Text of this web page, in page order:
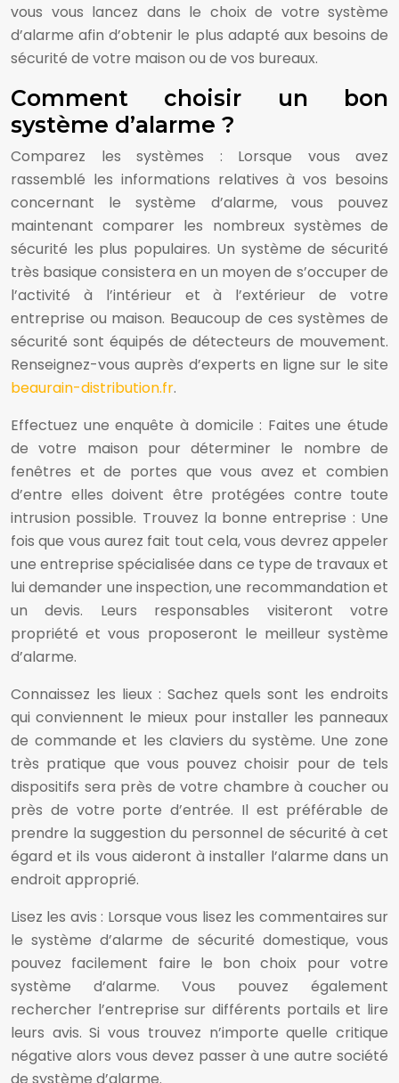
vous vous lancez dans le choix de votre système
d’alarme afin d’obtenir le plus adapté aux besoins de
sécurité de votre maison ou de vos bureaux.
Comment choisir un bon
système d’alarme ?
Comparez les systèmes : Lorsque vous avez
rassemblé les informations relatives à vos besoins
concernant le système d’alarme, vous pouvez
maintenant comparer les nombreux systèmes de
sécurité les plus populaires. Un système de sécurité
très basique consistera en un moyen de s’occuper de
l’activité à l’intérieur et à l’extérieur de votre
entreprise ou maison. Beaucoup de ces systèmes de
sécurité sont équipés de détecteurs de mouvement.
Renseignez-vous auprès d’experts en ligne sur le site
beaurain-distribution.fr.
Effectuez une enquête à domicile : Faites une étude
de votre maison pour déterminer le nombre de
fenêtres et de portes que vous avez et combien
d’entre elles doivent être protégées contre toute
intrusion possible. Trouvez la bonne entreprise : Une
fois que vous aurez fait tout cela, vous devrez appeler
une entreprise spécialisée dans ce type de travaux et
lui demander une inspection, une recommandation et
un devis. Leurs responsables visiteront votre
propriété et vous proposeront le meilleur système
d’alarme.
Connaissez les lieux : Sachez quels sont les endroits
qui conviennent le mieux pour installer les panneaux
de commande et les claviers du système. Une zone
très pratique que vous pouvez choisir pour de tels
dispositifs sera près de votre chambre à coucher ou
près de votre porte d’entrée. Il est préférable de
prendre la suggestion du personnel de sécurité à cet
égard et ils vous aideront à installer l’alarme dans un
endroit approprié.
Lisez les avis : Lorsque vous lisez les commentaires sur
le système d’alarme de sécurité domestique, vous
pouvez facilement faire le bon choix pour votre
système d’alarme. Vous pouvez également
rechercher l’entreprise sur différents portails et lire
leurs avis. Si vous trouvez n’importe quelle critique
négative alors vous devez passer à une autre société